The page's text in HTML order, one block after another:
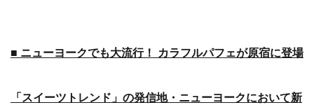
■ ニューヨークでも大流行！ カラフルパフェが原宿に登場
「スイーツトレンド」の発信地・ニューヨークにおいて新